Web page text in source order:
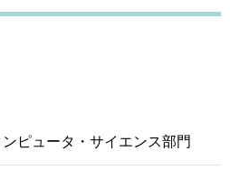
ピュータ・サイエンス部門